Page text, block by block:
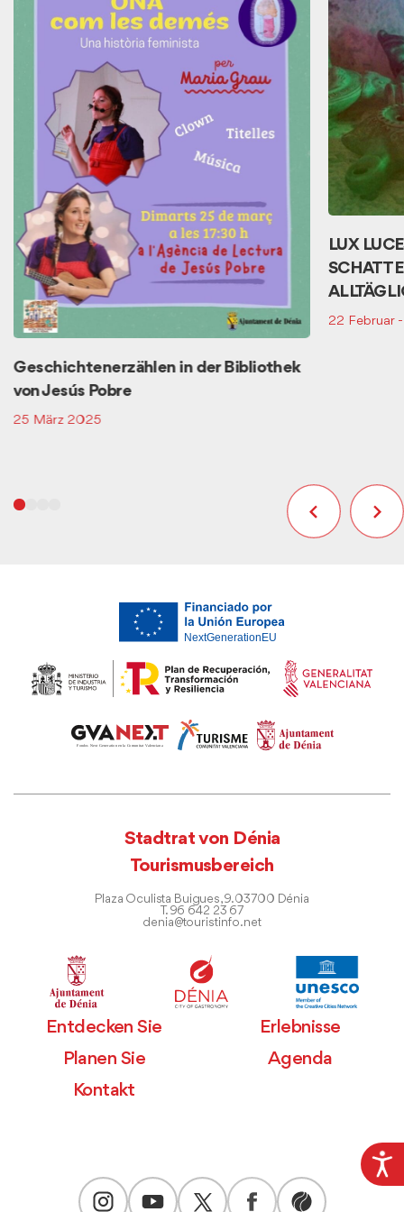
Geschichtenerzählen in der Bibliothek
von Jesús Pobre
25 März 2025
LUX
22 Februar
Stadtrat von Dénia
Tourismusbereich
Plaza Oculista Buigues, 9. 03700 Dénia
T. 96 642 23 67
denia@touristinfo.net
Entdecken Sie
Erlebnisse
Planen Sie
Agenda
Kontakt